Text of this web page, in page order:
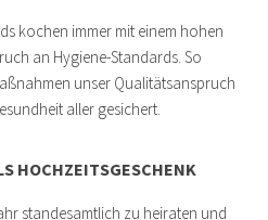
kochen immer mit einem hohen
an Hygiene-Standards. So
unser Qualitätsanspruch
aller gesichert.
HOCHZEITSGESCHENK
standesamtlich zu heiraten und